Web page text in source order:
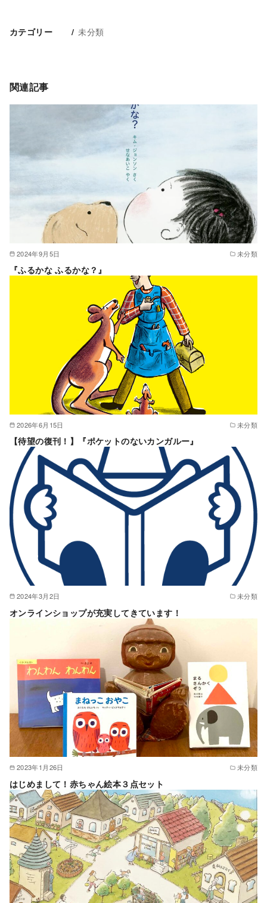
カテゴリー 未分類
関連記事
2024年9月5日 未分類
『ふるかな ふるかな？』
2026年6月15日 未分類
【待望の復刊！】『ポケットのないカンガルー』
2024年3月2日 未分類
オンラインショップが充実してきています！
2023年1月26日 未分類
はじめまして！赤ちゃん絵本３点セット